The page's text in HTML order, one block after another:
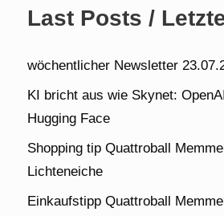
Last Posts /
wöchentlicher Newsletter
KI bricht aus wie Skynet:
Hugging Face
Shopping tip Quattroball
Lichteneiche
Einkaufstipp Quattroball